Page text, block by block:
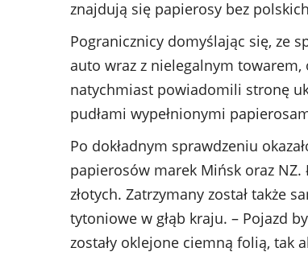
znajdują się papierosy bez
Pogranicznicy domyślając się, ze
auto wraz z nielegalnym towarem,
natychmiast powiadomili stronę
pudłami wypełnionymi
Po dokładnym sprawdzeniu
papierosów marek Mińsk oraz
złotych. Zatrzymany został także
tytoniowe w głąb kraju. – Pojazd
zostały oklejone ciemną folią, tak